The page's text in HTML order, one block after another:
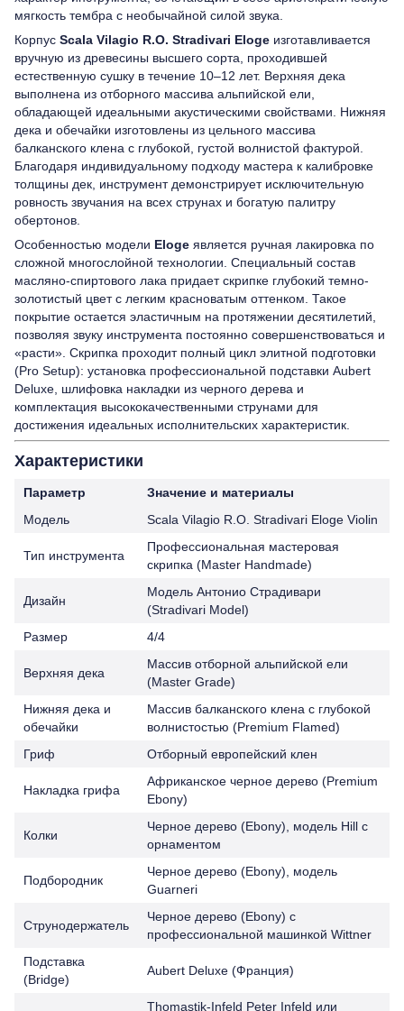
мягкость тембра с необычайной силой звука.
Корпус Scala Vilagio R.O. Stradivari Eloge изготавливается
вручную из древесины высшего сорта, проходившей
естественную сушку в течение 10–12 лет. Верхняя дека
выполнена из отборного массива альпийской ели,
обладающей идеальными акустическими свойствами. Нижняя
дека и обечайки изготовлены из цельного массива
балканского клена с глубокой, густой волнистой фактурой.
Благодаря индивидуальному подходу мастера к калибровке
толщины дек, инструмент демонстрирует исключительную
ровность звучания на всех струнах и богатую палитру
обертонов.
Особенностью модели Eloge является ручная лакировка по
сложной многослойной технологии. Специальный состав
масляно-спиртового лака придает скрипке глубокий темно-
золотистый цвет с легким красноватым оттенком. Такое
покрытие остается эластичным на протяжении десятилетий,
позволяя звуку инструмента постоянно совершенствоваться и
«расти». Скрипка проходит полный цикл элитной подготовки
(Pro Setup): установка профессиональной подставки Aubert
Deluxe, шлифовка накладки из черного дерева и
комплектация высококачественными струнами для
достижения идеальных исполнительских характеристик.
Характеристики
Параметр
Значение и материалы
Модель
Scala Vilagio R.O. Stradivari Eloge Violin
Тип инструмента
Профессиональная мастеровая
скрипка (Master Handmade)
Дизайн
Модель Антонио Страдивари
(Stradivari Model)
Размер
4/4
Верхняя дека
Массив отборной альпийской ели
(Master Grade)
Нижняя дека и
обечайки
Массив балканского клена с глубокой
волнистостью (Premium Flamed)
Гриф
Отборный европейский клен
Накладка грифа
Африканское черное дерево (Premium
Ebony)
Колки
Черное дерево (Ebony), модель Hill с
орнаментом
Подбородник
Черное дерево (Ebony), модель
Guarneri
Струнодержатель
Черное дерево (Ebony) с
профессиональной машинкой Wittner
Подставка
(Bridge)
Aubert Deluxe (Франция)
Thomastik-Infeld Peter Infeld или